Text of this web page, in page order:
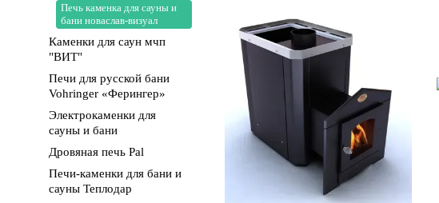
Печь каменка для сауны и
бани новаслав-визуал
Каменки для саун мчп
"ВИТ"
Печи для русской бани
Vohringer «Ферингер»
Электрокаменки для
сауны и бани
Дровяная печь Pal
Печи-каменки для бани и
сауны Теплодар